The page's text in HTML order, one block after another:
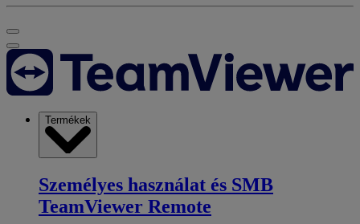
Termékek
Személyes használat és SMB
TeamViewer Remote